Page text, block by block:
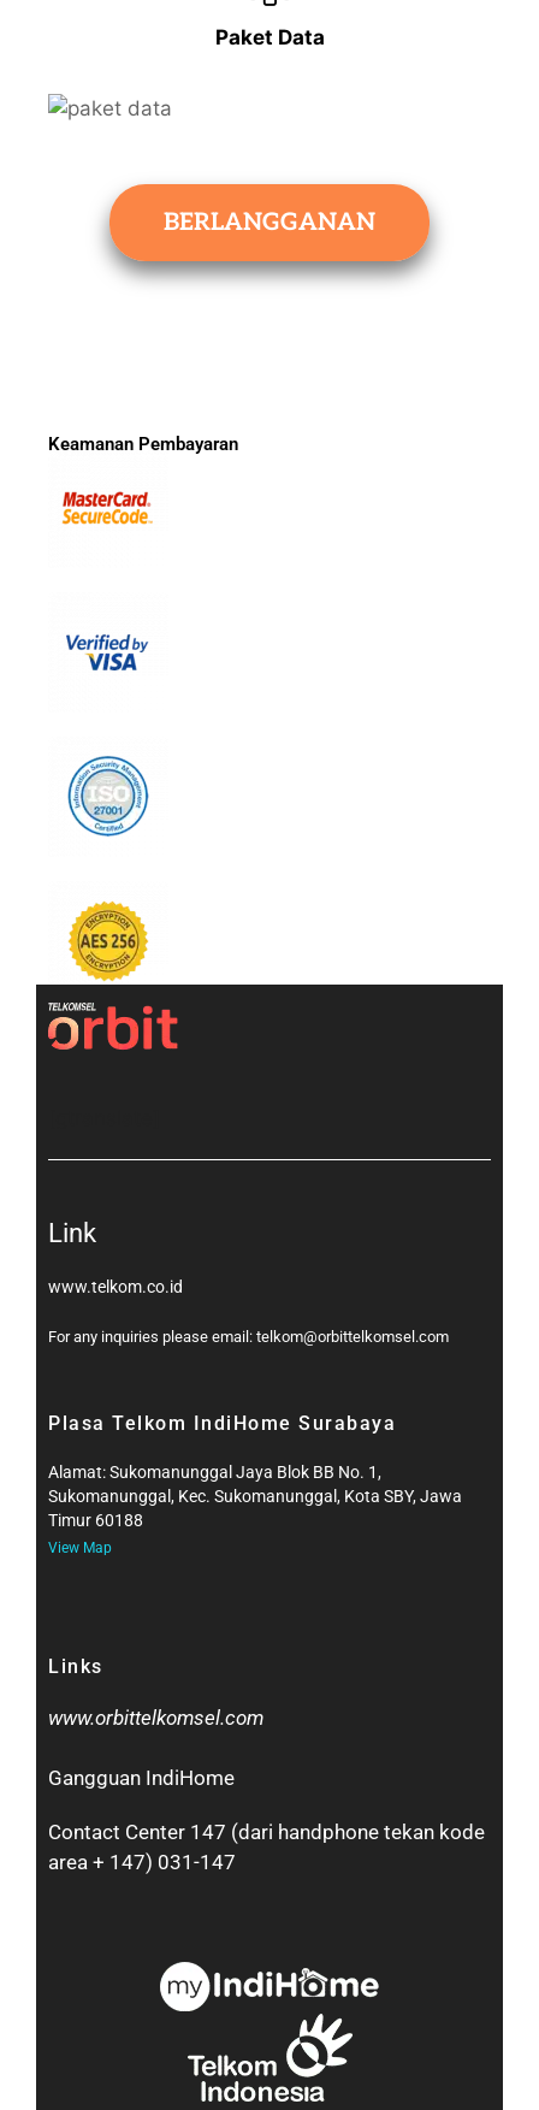
Paket Data
BERLANGGANAN
Keamanan Pembayaran
Link
www.telkom.co.id
For any inquiries please email: telkom@orbittelkomsel.com
Plasa Telkom IndiHome Surabaya
Alamat: Sukomanunggal Jaya Blok BB No. 1,
Sukomanunggal, Kec. Sukomanunggal, Kota SBY, Jawa
Timur 60188
View Map
Links
www.orbittelkomsel.com
Gangguan IndiHome
Contact Center 147 (dari handphone tekan kode
area + 147) 031-147